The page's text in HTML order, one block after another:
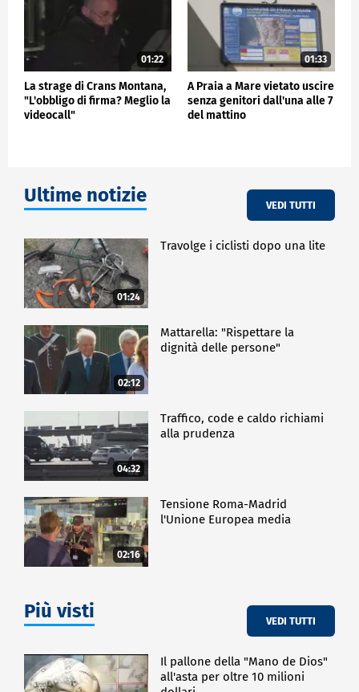
01:22
La strage di Crans Montana,
"L'obbligo di firma? Meglio la
videocall"
01:33
A Praia a Mare vietato uscire
senza genitori dall'una alle 7
del mattino
Ultime notizie VEDI TUTTI
01:24
Travolge i ciclisti dopo una lite
02:12
Mattarella: "Rispettare la
dignità delle persone"
04:32
Traffico, code e caldo richiami
alla prudenza
02:16
Tensione Roma-Madrid
l'Unione Europea media
Più visti VEDI TUTTI
Il pallone della "Mano de Dios"
all'asta per oltre 10 milioni